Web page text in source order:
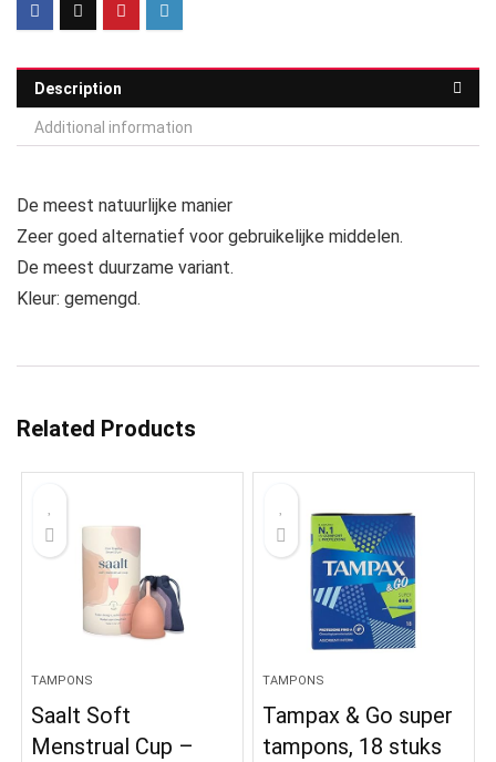
Description
Additional information
De meest natuurlijke manier
Zeer goed alternatief voor gebruikelijke middelen.
De meest duurzame variant.
Kleur: gemengd.
Related Products
TAMPONS
Saalt Soft
Menstrual Cup –
TAMPONS
Tampax & Go super
tampons, 18 stuks